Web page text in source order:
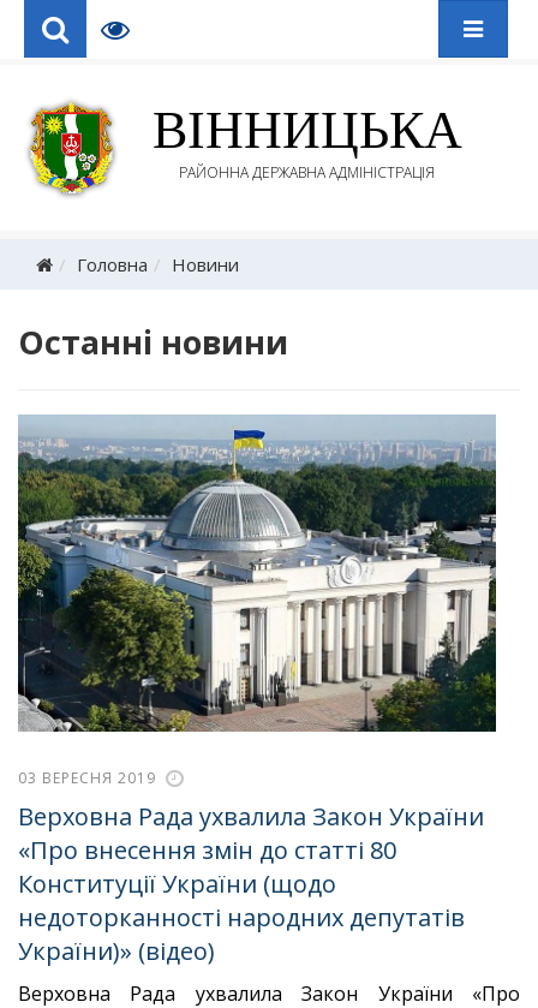
ВІННИЦЬКА
РАЙОННА ДЕРЖАВНА АДМІНІСТРАЦІЯ
Головна Новини
Останні новини
03 ВЕРЕСНЯ 2019
Верховна Рада ухвалила Закон України
«Про внесення змін до статті 80
Конституції України (щодо
недоторканності народних депутатів
України)» (відео)
Верховна Рада ухвалила Закон України «Про